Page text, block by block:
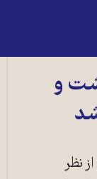
و
از نظر آلودگی هوا در رتبه ۱۰۵، از نظر